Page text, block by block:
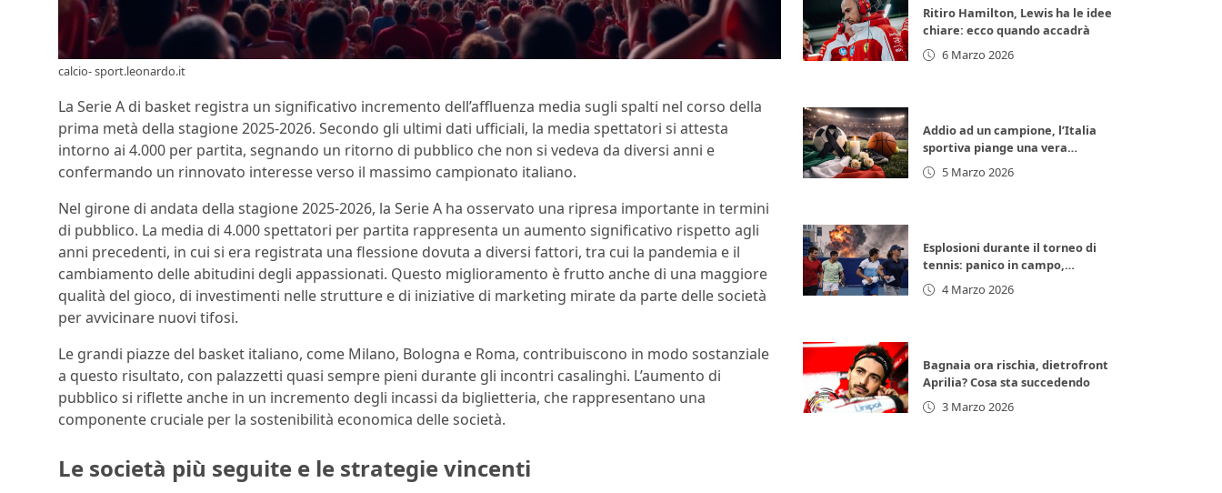
calcio- sport.leonardo.it
La Serie A di basket registra un significativo incremento dell’affluenza media sugli spalti nel corso della
prima metà della stagione 2025-2026. Secondo gli ultimi dati ufficiali, la media spettatori si attesta
intorno ai 4.000 per partita, segnando un ritorno di pubblico che non si vedeva da diversi anni e
confermando un rinnovato interesse verso il massimo campionato italiano.
Nel girone di andata della stagione 2025-2026, la Serie A ha osservato una ripresa importante in termini
di pubblico. La media di 4.000 spettatori per partita rappresenta un aumento significativo rispetto agli
anni precedenti, in cui si era registrata una flessione dovuta a diversi fattori, tra cui la pandemia e il
cambiamento delle abitudini degli appassionati. Questo miglioramento è frutto anche di una maggiore
qualità del gioco, di investimenti nelle strutture e di iniziative di marketing mirate da parte delle società
per avvicinare nuovi tifosi.
Le grandi piazze del basket italiano, come Milano, Bologna e Roma, contribuiscono in modo sostanziale
a questo risultato, con palazzetti quasi sempre pieni durante gli incontri casalinghi. L’aumento di
pubblico si riflette anche in un incremento degli incassi da biglietteria, che rappresentano una
componente cruciale per la sostenibilità economica delle società.
Le società più seguite e le strategie vincenti
Ritiro Hamilton, Lewis ha le idee
chiare: ecco quando accadrà
6 Marzo 2026
Addio ad un campione, l’Italia
sportiva piange una vera
leggenda
5 Marzo 2026
Esplosioni durante il torneo di
tennis: panico in campo,
giocatori in fuga
4 Marzo 2026
Bagnaia ora rischia, dietrofront
Aprilia? Cosa sta succedendo
3 Marzo 2026